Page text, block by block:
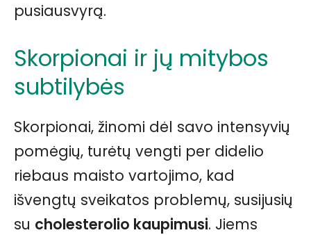
pusiausvyrą.
Skorpionai ir jų mitybos
subtilybės
Skorpionai, žinomi dėl savo intensyvių
pomėgių, turėtų vengti per didelio
riebaus maisto vartojimo, kad
išvengtų sveikatos problemų, susijusių
su cholesterolio kaupimusi. Jiems